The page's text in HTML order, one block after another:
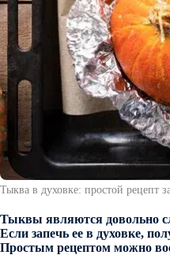
Тыква в духовке: простой рецепт
Тыквы являются довольно
Если запечь ее в духовке,
Простым рецептом можно